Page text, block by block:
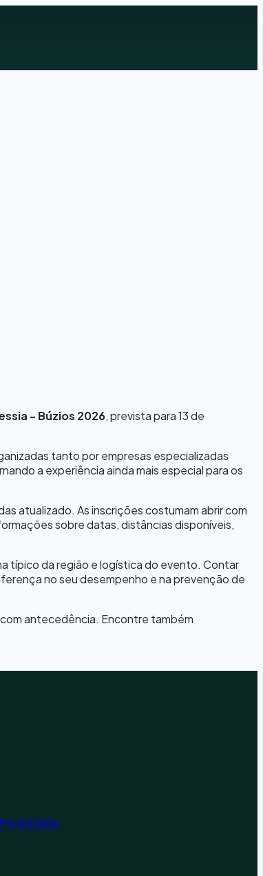
- Búzios 2026, prevista para13 de
tanto por empresas especializadas
a experiência ainda mais especial para os
atualizado. As inscrições costumam abrir com
sobre datas, distâncias disponíveis,
típico da região e logística do evento. Contar
no seu desempenho e na prevenção de
antecedência. Encontre também